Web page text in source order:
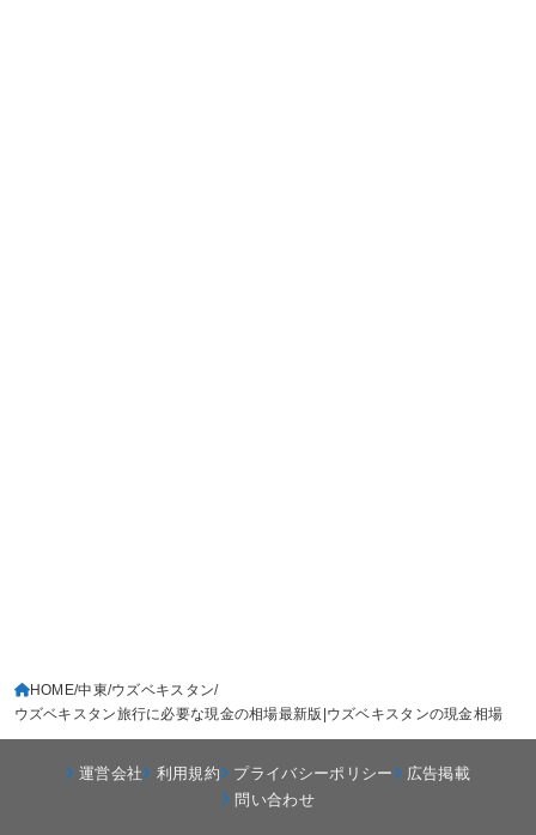
HOME 中東 ウズベキスタン
ウズベキスタン旅行に必要な現金の相場最新版|ウズベキスタンの現金相場
運営会社 利用規約 プライバシーポリシー
広告掲載
問い合わせ